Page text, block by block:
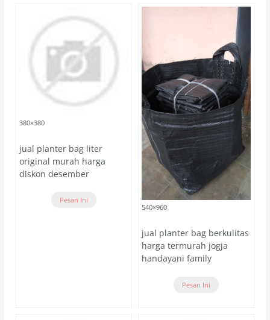
380×380
jual planter bag liter
original murah harga
diskon desember
Pesan Ini
540×960
jual planter bag berkulitas
harga termurah jogja
handayani family
Pesan Ini